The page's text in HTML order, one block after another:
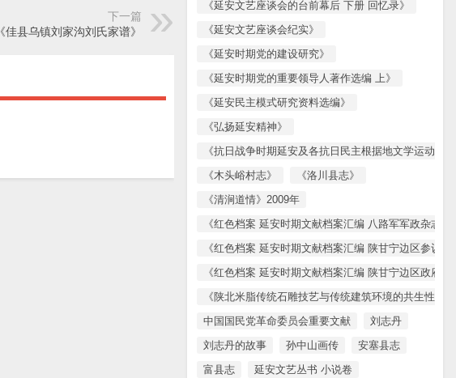
《延安文艺座谈会的台前幕后 下册 回忆录》
《延安文艺座谈会纪实》
《延安时期党的建设研究》
《延安时期党的重要领导人著作选编 上》
《延安民主模式研究资料选编》
《弘扬延安精神》
《抗日战争时期延安及各抗日民主根据地文学运动资
《木头峪村志》
《洛川县志》
《清涧道情》2009年
《红色档案 延安时期文献档案汇编 八路军军政杂志
《红色档案 延安时期文献档案汇编 陕甘宁边区参议
《红色档案 延安时期文献档案汇编 陕甘宁边区政府
《陕北米脂传统石雕技艺与传统建筑环境的共生性保护
中国国民党革命委员会重要文献
刘志丹
刘志丹的故事
孙中山画传
安塞县志
富县志
延安文艺丛书 小说卷
下一篇
《佳县乌镇刘家沟刘氏家谱》